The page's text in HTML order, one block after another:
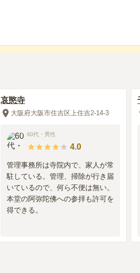
哀愍寺
大阪府大阪市住吉区上住吉2-14-3
60代 ・ 男性
4.0
管理事務所は寺院内で、家人が常
駐している。管理、掃除が行き届
いているので、何ら不便は無い。
本堂の阿弥陀佛への参拝も許可を
得できる。